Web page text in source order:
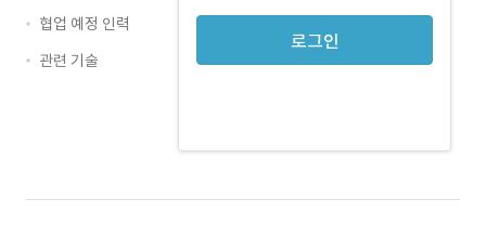
로그인
협업 예정 인력
관련 기술
JavaScript · 경력 무관